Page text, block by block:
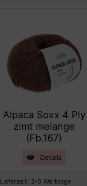
Alpaca Soxx 4 Ply
zimt melange
(Fb.167)
Details
Lieferzeit: 3-5 Werktage